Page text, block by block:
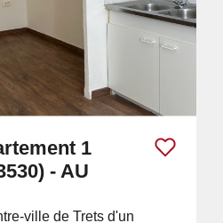
1
- AU
ville de Trets d'un